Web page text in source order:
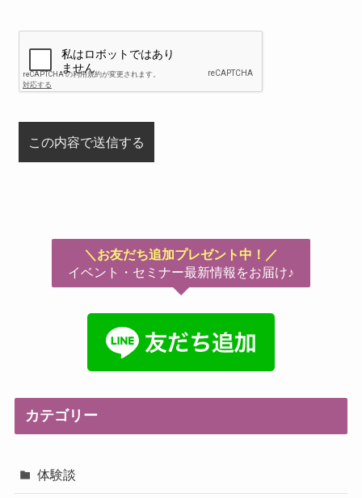
＼お友だち追加プレゼント中！／
イベント・セミナー最新情報をお届け♪
カテゴリー
体験談